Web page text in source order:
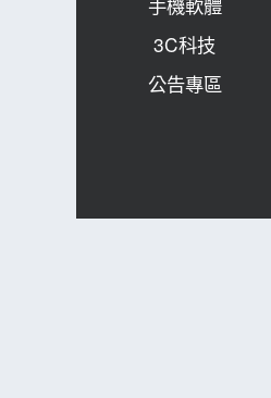
3C科技
公告專區